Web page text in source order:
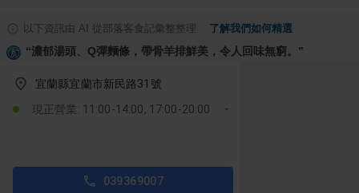
以下資訊由 AI 從部落客食記彙整整理 了解我們如何精選
“濃郁湯頭、Q彈麵條，帶骨羊排鮮美，令人回味無窮。 ”
宜蘭縣宜蘭市新民路31號
現正營業: 11:00-14:00, 17:00-20:00
039369007